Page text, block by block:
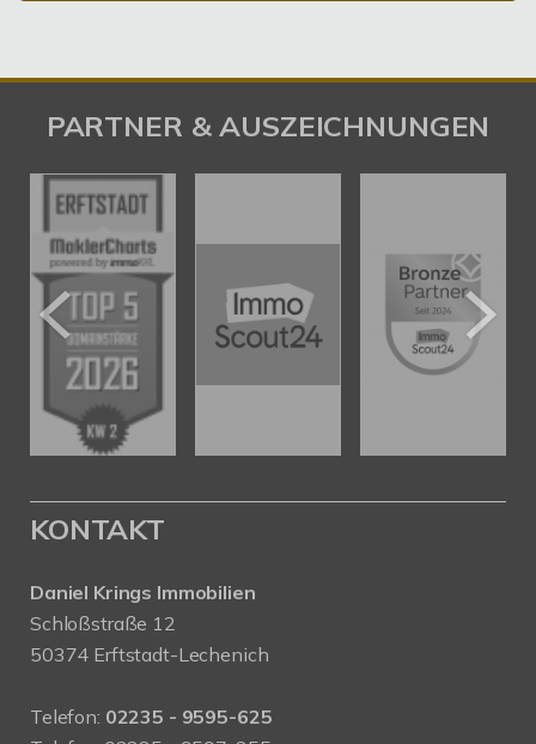
PARTNER & AUSZEICHNUNGEN
KONTAKT
Daniel Krings Immobilien
Schloßstraße 12
50374 Erftstadt-Lechenich
Telefon: 02235 - 9595-625